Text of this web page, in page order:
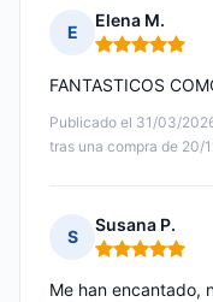
E
Elena M.
Nota: 5 de 5
Publicado el 31/03/
tras una compra de 20/
FANTASTICOS
S
Susana P.
Nota: 5 de 5
Me han encantado,